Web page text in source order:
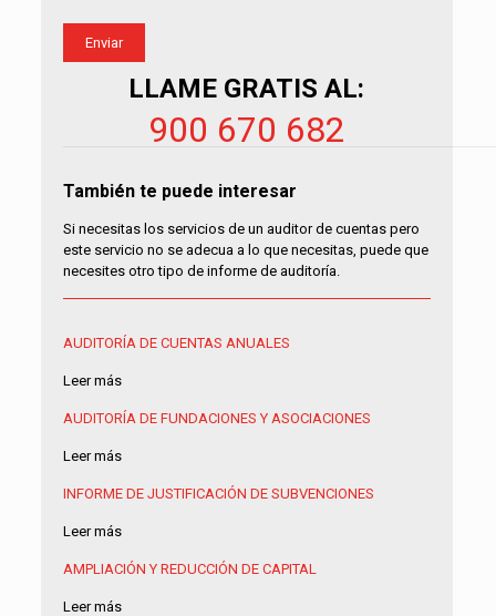
LLAME GRATIS AL:
900 670 682
También te puede interesar
Si necesitas los servicios de un auditor de cuentas pero
este servicio no se adecua a lo que necesitas, puede que
necesites otro tipo de informe de auditoría.
AUDITORÍA DE CUENTAS ANUALES
Leer más
AUDITORÍA DE FUNDACIONES Y ASOCIACIONES
Leer más
INFORME DE JUSTIFICACIÓN DE SUBVENCIONES
Leer más
AMPLIACIÓN Y REDUCCIÓN DE CAPITAL
Leer más